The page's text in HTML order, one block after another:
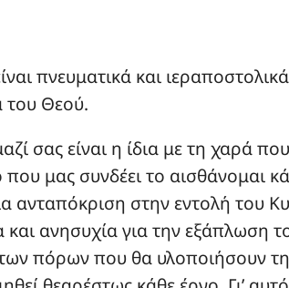
πνευματικά και
του Θεού.
σας είναι η ίδια με τη χαρά
μας συνδέει το αισθάνομαι
ανταπόκριση στην εντολή του
και ανησυχία για την εξάπλωση
πόρων που θα υλοποιήσουν